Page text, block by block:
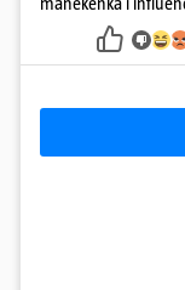
kad dođe na trening